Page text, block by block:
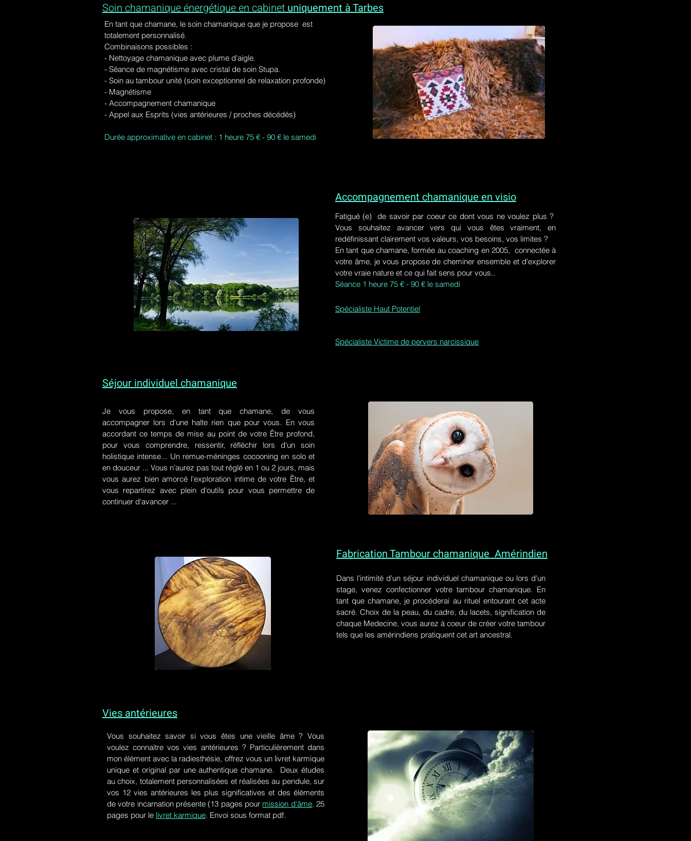
Soin chamanique énergétique en cabinetuniquement à Tarbes
En tant que chamane, le soin chamanique que je propose est
totalement personnalisé.
Combinaisons possibles :
- Nettoyage chamanique avec plume d'aigle.
- Séance de magnétisme avec cristal de soin Stupa.
- Soin au tambour unité (soin exceptionnel de relaxation profonde)
- Magnétisme
- Accompagnement chamanique
- Appel aux Esprits (vies antérieures / proches décédés)
Durée approximative en cabinet : 1 heure 75 € - 90 € le samedi
Accompagnement chamanique en visio
Fatigué (e) de savoir par coeur ce dont vous ne voulez plus ?
Vous souhaitez avancer vers qui vous êtes vraiment, en
redéfinissant clairement vos valeurs, vos besoins, vos limites ?
En tant que chamane, formée au coaching en 2005, connectée à
votre âme, je vous propose de cheminer ensemble et d'explorer
votre vraie nature et ce qui fait sens pour vous..
Séance 1 heure 75 € - 90 € le samedi
Spécialiste Haut Potentiel
Spécialiste Victime de pervers narcissique
Séjour individuel chamanique
Je vous propose, en tant que chamane, de vous
accompagner lors d'une halte rien que pour vous. En vous
accordant ce temps de mise au point de votre Être profond,
pour vous comprendre, ressentir, réfléchir lors d'un soin
holistique intense... Un remue-méninges cocooning en solo et
en douceur ... Vous n'aurez pas tout réglé en 1 ou 2 jours, mais
vous aurez bien amorcé l'exploration intime de votre Être, et
vous repartirez avec plein d'outils pour vous permettre de
continuer d'avancer ...
Fabrication Tambour chamanique Amérindien
Dans l'intimité d'unséjour individuel chamaniqueou lors d'un
stage, venez confectionner votre tambour chamanique. En
tant que chamane, je procéderai au rituel entourant cet acte
sacré. Choix de la peau, du cadre, du lacets, signification de
chaque Medecine, vous aurez à coeur de créer votre tambour
tels que les amérindiens pratiquent cet art ancestral.
Vies antérieures
Vous souhaitez savoir si vous êtes une vieille âme ? Vous
voulez connaitre vos vies antérieures ? Particulièrement dans
mon élément avec la radiesthésie, offrez vous un livret karmique
unique et original par une authentique chamane. Deux études
au choix, totalement personnalisées et réalisées au pendule, sur
vos 12 vies antérieures les plus significatives et des éléments
de votre incarnation présente (13 pages pour mission d'âme, 25
pages pour le livret karmique. Envoi sous format pdf.